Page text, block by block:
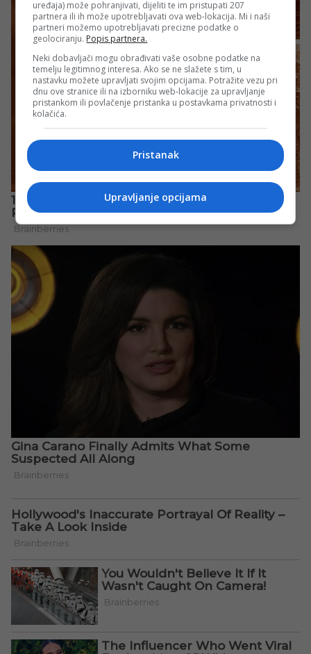
uređaja) može pohranjivati, dijeliti te im pristupati 207
partnera ili ih može upotrebljavati ova web-lokacija. Mi i naši
partneri možemo upotrebljavati precizne podatke o
geolociranju. Popis partnera.
Neki dobavljači mogu obrađivati vaše osobne podatke na
temelju legitimnog interesa. Ako se ne slažete s tim, u
nastavku možete upravljati svojim opcijama. Potražite vezu pri
dnu ove stranice ili na izborniku web-lokacije za upravljanje
pristankom ili povlačenje pristanka u postavkama privatnosti i
kolačića.
Pristanak
Upravljanje opcijama